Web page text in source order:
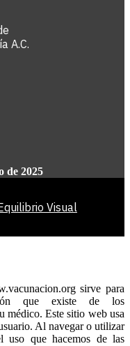
A.C.
de 2025
Visual
sirve para
que existe de los
médico. Este sitio web usa
Al navegar o utilizar
uso que hacemos de las